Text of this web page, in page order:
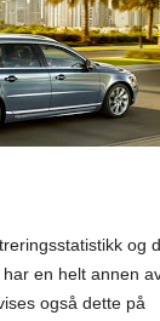
og
en helt annen
også dette på